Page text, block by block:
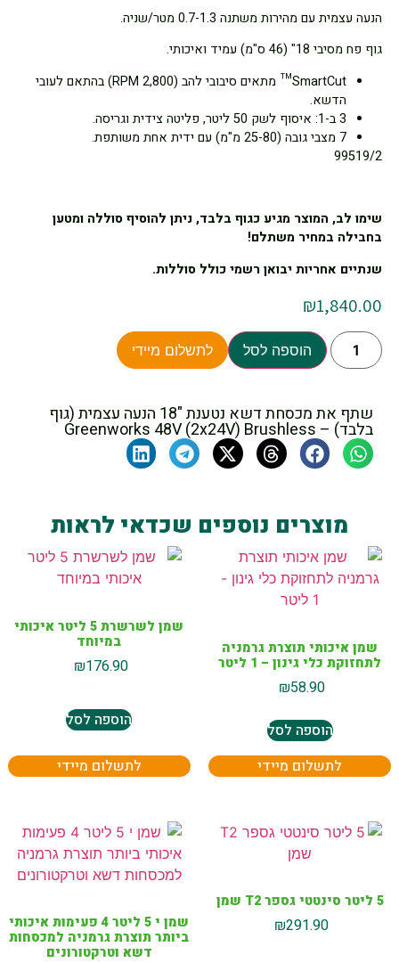
הנעה עצמית עם מהירות משתנה 0.7-1.3 מטר/שניה.
גוף פח מסיבי 18" (46 ס"מ) עמיד ואיכותי.
SmartCut™ מתאים סיבובי להב (2,800 RPM) בהתאם לעובי
הדשא.
3 ב-1: איסוף לשק 50 ליטר, פליטה צידית וגריסה.
7 מצבי גובה (25-80 מ"מ) עם ידית אחת משותפת.
99519/2
שימו לב, המוצר מגיע כגוף בלבד, ניתן להוסיף סוללה ומטען
בחבילה במחיר משתלם!
שנתיים אחריות יבואן רשמי כולל סוללות.
₪1,840.00
הוספה לסל לתשלום מיידי
שתף את מכסחת דשא נטענת "18 הנעה עצמית (גוף
בלבד) – Greenworks 48V (2x24V) Brushless
מוצרים נוספים שכדאי לראות
שמן איכותי תוצרת גרמניה
לתחזוקת כלי גינון – 1 ליטר
₪58.90
הוספה לסל
לתשלום מיידי
שמן לשרשרת 5 ליטר איכותי
במיוחד
₪176.90
הוספה לסל
לתשלום מיידי
5 ליטר סינטטי גספר T2 שמן
₪291.90
שמן י 5 ליטר 4 פעימות איכותי
ביותר תוצרת גרמניה למכסחות
דשא וטרקטורונים